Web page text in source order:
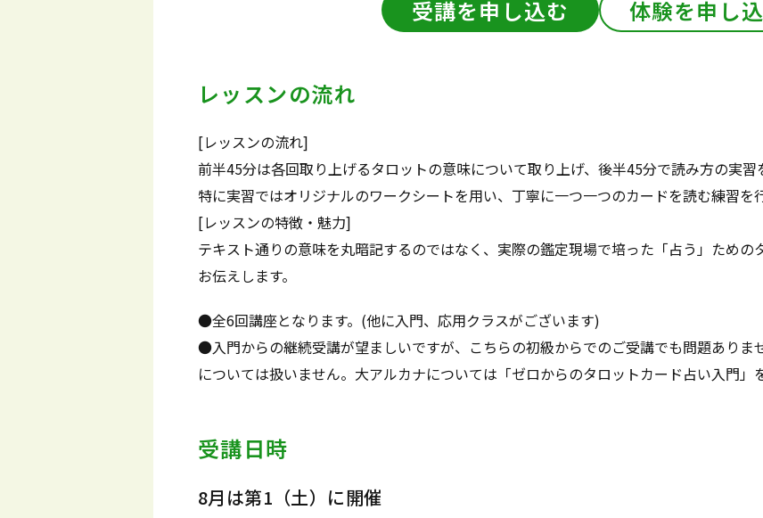
受講を申し込む 体験を申し
レッスンの流れ
[レッスンの流れ]
前半45分は各回取り上げるタロットの意味について取り上げ、後半45分で読み方の実習
特に実習ではオリジナルのワークシートを用い、丁寧に一つ一つのカードを読む練習を
[レッスンの特徴・魅力]
テキスト通りの意味を丸暗記するのではなく、実際の鑑定現場で培った「占う」ための
お伝えします。
●全6回講座となります。(他に入門、応用クラスがございます)
●入門からの継続受講が望ましいですが、こちらの初級からでのご受講でも問題ありま
については扱いません。大アルカナについては「ゼロからのタロットカード占い入門」
受講日時
8月は第1（土）に開催